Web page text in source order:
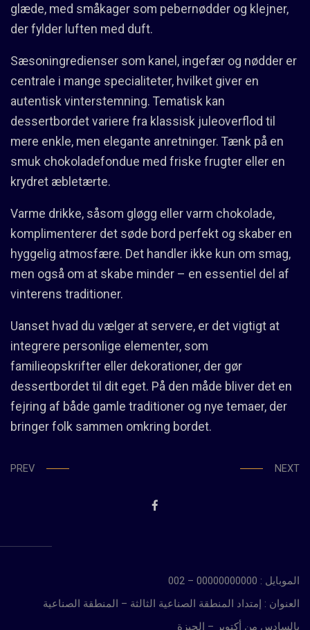
glæde, med småkager som pebernødder og klejner,
der fylder luften med duft.
Sæsoningredienser som kanel, ingefær og nødder er
centrale i mange specialiteter, hvilket giver en
autentisk vinterstemning. Tematisk kan
dessertbordet variere fra klassisk juleoverflod til
mere enkle, men elegante anretninger. Tænk på en
smuk chokoladefondue med friske frugter eller en
krydret æbletærte.
Varme drikke, såsom gløgg eller varm chokolade,
komplimenterer det søde bord perfekt og skaber en
hyggelig atmosfære. Det handler ikke kun om smag,
men også om at skabe minder – en essentiel del af
vinterens traditioner.
Uanset hvad du vælger at servere, er det vigtigt at
integrere personlige elementer, som
familieopskrifter eller dekorationer, der gør
dessertbordet til dit eget. På den måde bliver det en
fejring af både gamle traditioner og nye temaer, der
bringer folk sammen omkring bordet.
PREV NEXT
الموبايل : 00000000000 – 002
العنوان : إمتداد المنطقة الصناعية الثالثة – المنطقة الصناعية
بالسادس من أكتوبر – الجيزة